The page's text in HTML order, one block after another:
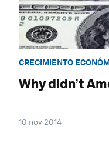
CRECIMIENTO
Why didn’t
10 nov 2014